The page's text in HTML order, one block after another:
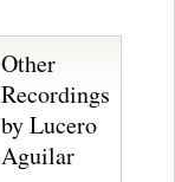
Other
Recordings
by Lucero
Aguilar